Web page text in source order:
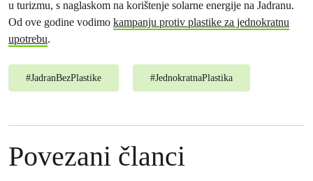
u turizmu, s naglaskom na korištenje solarne energije na Jadranu.
Od ove godine vodimo kampanju protiv plastike za jednokratnu
upotrebu.
#JadranBezPlastike #JednokratnaPlastika
Povezani članci